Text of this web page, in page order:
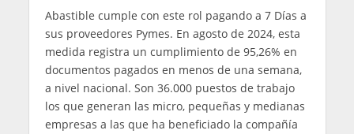
Abastible cumple con este rol pagando a 7 Días a
sus proveedores Pymes. En agosto de 2024, esta
medida registra un cumplimiento de 95,26% en
documentos pagados en menos de una semana,
a nivel nacional. Son 36.000 puestos de trabajo
los que generan las micro, pequeñas y medianas
empresas a las que ha beneficiado la compañía